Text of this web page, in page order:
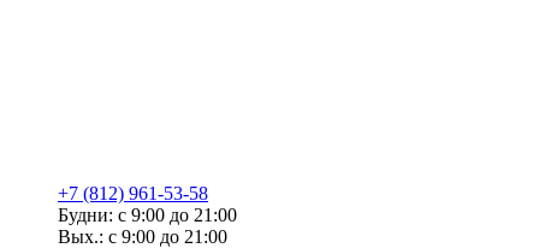
+7 (812) 961-53-58
Будни: с 9:00 до 21:00
Вых.: с 9:00 до 21:00